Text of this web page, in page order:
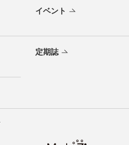
イベント
定期誌